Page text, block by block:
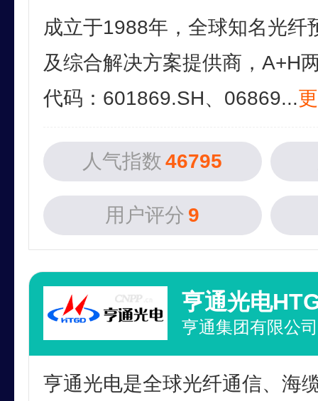
成立于1988年，全球知名光纤
及综合解决方案提供商，A+H
代码：601869.SH、06869...
人气指数 46795
用户评分 9
亨通光电
亨通集团有限公司
亨通光电是全球光纤通信、海